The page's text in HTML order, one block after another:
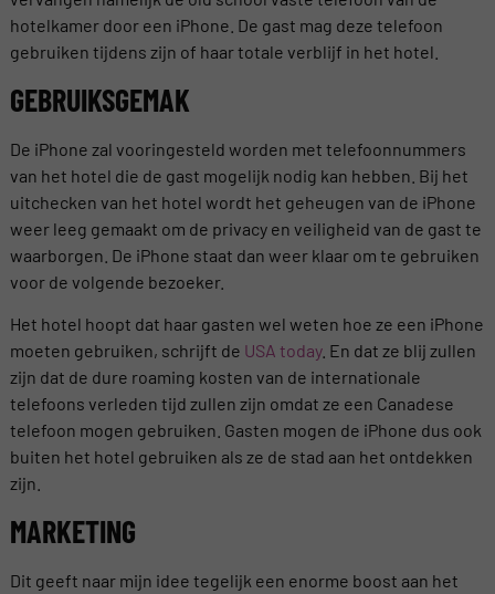
hotelkamer door een iPhone. De gast mag deze telefoon
gebruiken tijdens zijn of haar totale verblijf in het hotel.
GEBRUIKSGEMAK
De iPhone zal vooringesteld worden met telefoonnummers
van het hotel die de gast mogelijk nodig kan hebben. Bij het
uitchecken van het hotel wordt het geheugen van de iPhone
weer leeg gemaakt om de privacy en veiligheid van de gast te
waarborgen. De iPhone staat dan weer klaar om te gebruiken
voor de volgende bezoeker.
Het hotel hoopt dat haar gasten wel weten hoe ze een iPhone
moeten gebruiken, schrijft de USA today. En dat ze blij zullen
zijn dat de dure roaming kosten van de internationale
telefoons verleden tijd zullen zijn omdat ze een Canadese
telefoon mogen gebruiken. Gasten mogen de iPhone dus ook
buiten het hotel gebruiken als ze de stad aan het ontdekken
zijn.
MARKETING
Dit geeft naar mijn idee tegelijk een enorme boost aan het